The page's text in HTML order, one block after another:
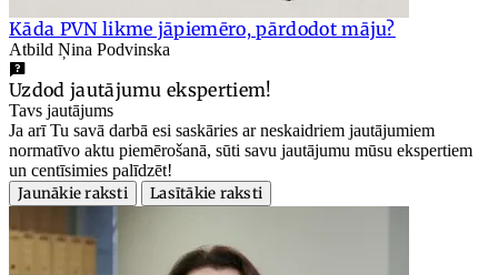
Kāda PVN likme jāpiemēro, pārdodot māju?
Atbild Ņina Podvinska
Uzdod jautājumu ekspertiem!
Tavs jautājums
Ja arī Tu savā darbā esi saskāries ar neskaidriem jautājumiem
normatīvo aktu piemērošanā, sūti savu jautājumu mūsu ekspertiem
un centīsimies palīdzēt!
Jaunākie raksti
Lasītākie raksti